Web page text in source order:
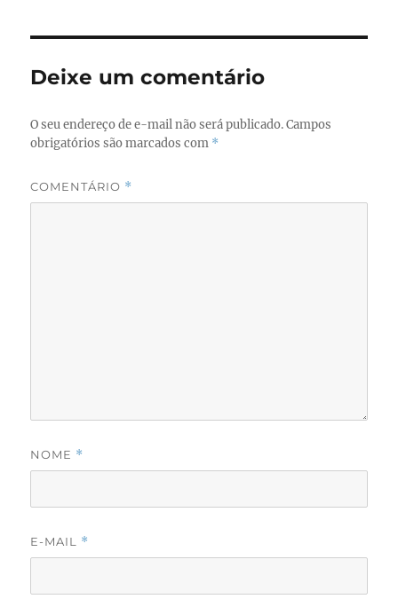
Deixe um comentário
O seu endereço de e-mail não será publicado. Campos
obrigatórios são marcados com *
COMENTÁRIO *
NOME *
E-MAIL *